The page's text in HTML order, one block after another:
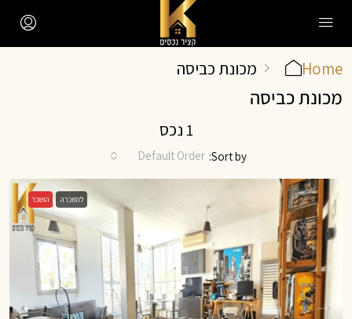
Home מכונת כביסה
מכונת כביסה
1 נכס
Sort by:
Default Order
להשכרה הושכר